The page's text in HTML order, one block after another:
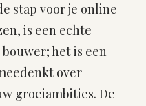
stap voor je online
is een echte
het is een
over
groeiambities. De